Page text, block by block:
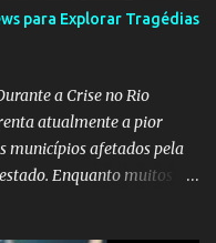
para Explorar Tragédias
a Crise no Rio
atualmente a pior
municípios afetados pela
Enquanto muitos se